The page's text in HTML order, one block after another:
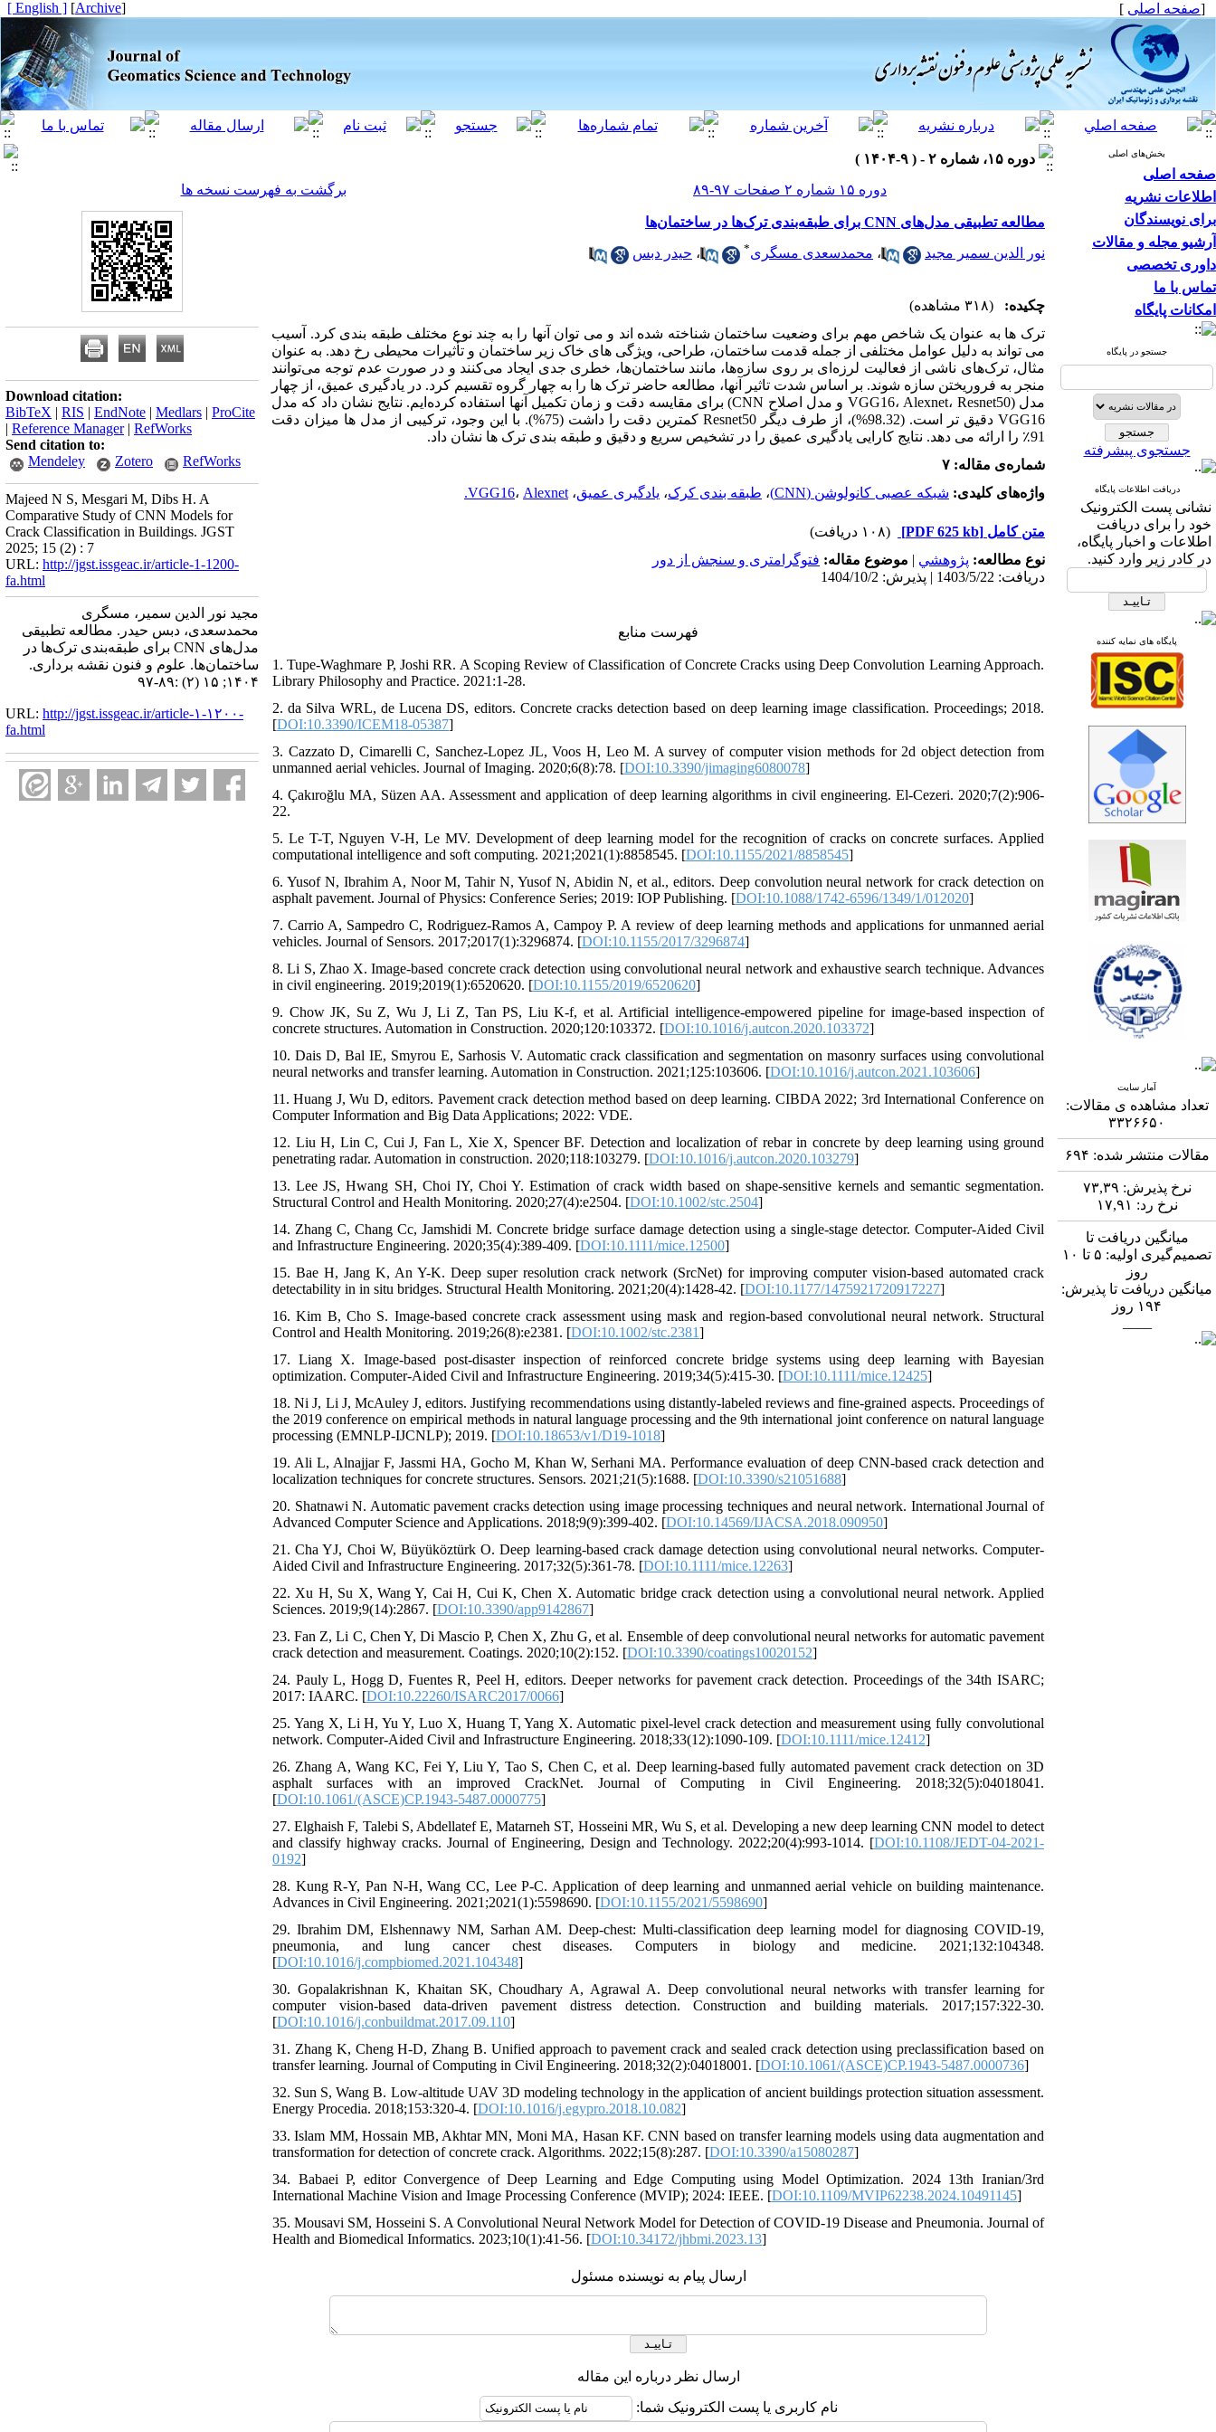
[صفحه اصلی ]
[
Archive
]
[ English ]
بخش‌های اصلی
صفحه اصلی
اطلاعات نشریه
برای نویسندگان
آرشیو مجله و مقالات
داوری تخصصی
تماس با ما
امکانات پایگاه
جستجو در پایگاه
جستجوی پیشرفته
دریافت اطلاعات پایگاه
نشانی پست الکترونیک
خود را برای دریافت
اطلاعات و اخبار پایگاه،
در کادر زیر وارد کنید.
پایگاه های نمایه کننده
آمار سایت
تعداد مشاهده ی مقالات:
۳۳۲۶۶۵۰
مقالات منتشر شده: ۶۹۴
نرخ پذیرش: ۷۳,۳۹
نرخ رد: ۱۷,۹۱
میانگین دریافت تا
تصمیم‌گیری اولیه: ۵ تا ۱۰
روز
میانگین دریافت تا پذیرش:
۱۹۴ روز
دوره ۱۵، شماره ۲ - ( ۹-۱۴۰۴ )
دوره ۱۵ شماره ۲ صفحات ۹۷-۸۹
برگشت به فهرست نسخه ها
مطالعه تطبیقی ​​مدل‌های CNN برای طبقه‌بندی ترک‌ها در ساختمان‌ها
نور الدین سمیر مجید ، محمدسعدی مسگری* ، حیدر دبس
چکیده:
(۳۱۸ مشاهده)
ترک ها به عنوان یک شاخص مهم برای وضعیت ساختمان شناخته شده اند و می توان آنها را به چند نوع مختلف طبقه بندی کرد. آسیب
می تواند به دلیل عوامل مختلفی از جمله قدمت ساختمان، طراحی، ویژگی های خاک زیر ساختمان و تأثیرات محیطی رخ دهد. به عنوان
مثال، ترک‌های ناشی از فعالیت لرزه‌ای بر روی سازه‌ها، مانند ساختمان‌ها، خطری جدی ایجاد می‌کنند و در صورت عدم توجه می‌توانند
منجر به فروریختن سازه شوند. بر اساس شدت تاثیر آنها، مطالعه حاضر ترک ها را به چهار گروه تقسیم کرد. در یادگیری عمیق، از چهار
مدل (VGG16، Alexnet، Resnet50 و مدل اصلاح CNN) برای مقایسه دقت و زمان تکمیل آنها استفاده کرده‌ایم. نتایج نشان داد که مدل
VGG16 دقیق تر است. (98.32%)، از طرف دیگر Resnet50 کمترین دقت را داشت (75%). با این وجود، ترکیبی از مدل ها میزان دقت
91٪ را ارائه می دهد. نتایج کارایی یادگیری عمیق را در تشخیص سریع و دقیق و طبقه بندی ترک ها نشان داد.
شماره‌ی مقاله: ۷
واژه‌های کلیدی: شبکه عصبی کانولوشن (CNN) ، طبقه بندی کرک، یادگیری عمیق، VGG16، Alexnet.
متن کامل [PDF 625 kb]
(۱۰۸ دریافت)
نوع مطالعه: پژوهشي | موضوع مقاله: فتوگرامتری و سنجش از دور
دریافت: 1403/5/22 | پذیرش: 1404/10/2
فهرست منابع
1. Tupe-Waghmare P, Joshi RR. A Scoping Review of Classification of Concrete Cracks using Deep Convolution Learning Approach.
Library Philosophy and Practice. 2021:1-28.
2. da Silva WRL, de Lucena DS, editors. Concrete cracks detection based on deep learning image classification. Proceedings; 2018.
[DOI:10.3390/ICEM18-05387]
3. Cazzato D, Cimarelli C, Sanchez-Lopez JL, Voos H, Leo M. A survey of computer vision methods for 2d object detection from
unmanned aerial vehicles. Journal of Imaging. 2020;6(8):78. [DOI:10.3390/jimaging6080078]
4. Çakıroğlu MA, Süzen AA. Assessment and application of deep learning algorithms in civil engineering. El-Cezeri. 2020;7(2):906-
22.
5. Le T-T, Nguyen V-H, Le MV. Development of deep learning model for the recognition of cracks on concrete surfaces. Applied
computational intelligence and soft computing. 2021;2021(1):8858545. [DOI:10.1155/2021/8858545]
6. Yusof N, Ibrahim A, Noor M, Tahir N, Yusof N, Abidin N, et al., editors. Deep convolution neural network for crack detection on
asphalt pavement. Journal of Physics: Conference Series; 2019: IOP Publishing. [DOI:10.1088/1742-6596/1349/1/012020]
7. Carrio A, Sampedro C, Rodriguez-Ramos A, Campoy P. A review of deep learning methods and applications for unmanned aerial
vehicles. Journal of Sensors. 2017;2017(1):3296874. [DOI:10.1155/2017/3296874]
8. Li S, Zhao X. Image‐based concrete crack detection using convolutional neural network and exhaustive search technique. Advances
in civil engineering. 2019;2019(1):6520620. [DOI:10.1155/2019/6520620]
9. Chow JK, Su Z, Wu J, Li Z, Tan PS, Liu K-f, et al. Artificial intelligence-empowered pipeline for image-based inspection of
concrete structures. Automation in Construction. 2020;120:103372. [DOI:10.1016/j.autcon.2020.103372]
10. Dais D, Bal IE, Smyrou E, Sarhosis V. Automatic crack classification and segmentation on masonry surfaces using convolutional
neural networks and transfer learning. Automation in Construction. 2021;125:103606. [DOI:10.1016/j.autcon.2021.103606]
11. Huang J, Wu D, editors. Pavement crack detection method based on deep learning. CIBDA 2022; 3rd International Conference on
Computer Information and Big Data Applications; 2022: VDE.
12. Liu H, Lin C, Cui J, Fan L, Xie X, Spencer BF. Detection and localization of rebar in concrete by deep learning using ground
penetrating radar. Automation in construction. 2020;118:103279. [DOI:10.1016/j.autcon.2020.103279]
13. Lee JS, Hwang SH, Choi IY, Choi Y. Estimation of crack width based on shape‐sensitive kernels and semantic segmentation.
Structural Control and Health Monitoring. 2020;27(4):e2504. [DOI:10.1002/stc.2504]
14. Zhang C, Chang Cc, Jamshidi M. Concrete bridge surface damage detection using a single‐stage detector. Computer‐Aided Civil
and Infrastructure Engineering. 2020;35(4):389-409. [DOI:10.1111/mice.12500]
15. Bae H, Jang K, An Y-K. Deep super resolution crack network (SrcNet) for improving computer vision-based automated crack
detectability in in situ bridges. Structural Health Monitoring. 2021;20(4):1428-42. [DOI:10.1177/1475921720917227]
16. Kim B, Cho S. Image‐based concrete crack assessment using mask and region‐based convolutional neural network. Structural
Control and Health Monitoring. 2019;26(8):e2381. [DOI:10.1002/stc.2381]
17. Liang X. Image‐based post‐disaster inspection of reinforced concrete bridge systems using deep learning with Bayesian
optimization. Computer‐Aided Civil and Infrastructure Engineering. 2019;34(5):415-30. [DOI:10.1111/mice.12425]
18. Ni J, Li J, McAuley J, editors. Justifying recommendations using distantly-labeled reviews and fine-grained aspects. Proceedings of
the 2019 conference on empirical methods in natural language processing and the 9th international joint conference on natural language
processing (EMNLP-IJCNLP); 2019. [DOI:10.18653/v1/D19-1018]
19. Ali L, Alnajjar F, Jassmi HA, Gocho M, Khan W, Serhani MA. Performance evaluation of deep CNN-based crack detection and
localization techniques for concrete structures. Sensors. 2021;21(5):1688. [DOI:10.3390/s21051688]
20. Shatnawi N. Automatic pavement cracks detection using image processing techniques and neural network. International Journal of
Advanced Computer Science and Applications. 2018;9(9):399-402. [DOI:10.14569/IJACSA.2018.090950]
21. Cha YJ, Choi W, Büyüköztürk O. Deep learning‐based crack damage detection using convolutional neural networks. Computer‐
Aided Civil and Infrastructure Engineering. 2017;32(5):361-78. [DOI:10.1111/mice.12263]
22. Xu H, Su X, Wang Y, Cai H, Cui K, Chen X. Automatic bridge crack detection using a convolutional neural network. Applied
Sciences. 2019;9(14):2867. [DOI:10.3390/app9142867]
23. Fan Z, Li C, Chen Y, Di Mascio P, Chen X, Zhu G, et al. Ensemble of deep convolutional neural networks for automatic pavement
crack detection and measurement. Coatings. 2020;10(2):152. [DOI:10.3390/coatings10020152]
24. Pauly L, Hogg D, Fuentes R, Peel H, editors. Deeper networks for pavement crack detection. Proceedings of the 34th ISARC;
2017: IAARC. [DOI:10.22260/ISARC2017/0066]
25. Yang X, Li H, Yu Y, Luo X, Huang T, Yang X. Automatic pixel‐level crack detection and measurement using fully convolutional
network. Computer‐Aided Civil and Infrastructure Engineering. 2018;33(12):1090-109. [DOI:10.1111/mice.12412]
26. Zhang A, Wang KC, Fei Y, Liu Y, Tao S, Chen C, et al. Deep learning-based fully automated pavement crack detection on 3D
asphalt surfaces with an improved CrackNet. Journal of Computing in Civil Engineering. 2018;32(5):04018041.
[DOI:10.1061/(ASCE)CP.1943-5487.0000775]
27. Elghaish F, Talebi S, Abdellatef E, Matarneh ST, Hosseini MR, Wu S, et al. Developing a new deep learning CNN model to detect
and classify highway cracks. Journal of Engineering, Design and Technology. 2022;20(4):993-1014. [DOI:10.1108/JEDT-04-2021-
0192]
28. Kung R-Y, Pan N-H, Wang CC, Lee P-C. Application of deep learning and unmanned aerial vehicle on building maintenance.
Advances in Civil Engineering. 2021;2021(1):5598690. [DOI:10.1155/2021/5598690]
29. Ibrahim DM, Elshennawy NM, Sarhan AM. Deep-chest: Multi-classification deep learning model for diagnosing COVID-19,
pneumonia, and lung cancer chest diseases. Computers in biology and medicine. 2021;132:104348.
[DOI:10.1016/j.compbiomed.2021.104348]
30. Gopalakrishnan K, Khaitan SK, Choudhary A, Agrawal A. Deep convolutional neural networks with transfer learning for
computer vision-based data-driven pavement distress detection. Construction and building materials. 2017;157:322-30.
[DOI:10.1016/j.conbuildmat.2017.09.110]
31. Zhang K, Cheng H-D, Zhang B. Unified approach to pavement crack and sealed crack detection using preclassification based on
transfer learning. Journal of Computing in Civil Engineering. 2018;32(2):04018001. [DOI:10.1061/(ASCE)CP.1943-5487.0000736]
32. Sun S, Wang B. Low-altitude UAV 3D modeling technology in the application of ancient buildings protection situation assessment.
Energy Procedia. 2018;153:320-4. [DOI:10.1016/j.egypro.2018.10.082]
33. Islam MM, Hossain MB, Akhtar MN, Moni MA, Hasan KF. CNN based on transfer learning models using data augmentation and
transformation for detection of concrete crack. Algorithms. 2022;15(8):287. [DOI:10.3390/a15080287]
34. Babaei P, editor Convergence of Deep Learning and Edge Computing using Model Optimization. 2024 13th Iranian/3rd
International Machine Vision and Image Processing Conference (MVIP); 2024: IEEE. [DOI:10.1109/MVIP62238.2024.10491145]
35. Mousavi SM, Hosseini S. A Convolutional Neural Network Model for Detection of COVID-19 Disease and Pneumonia. Journal of
Health and Biomedical Informatics. 2023;10(1):41-56. [DOI:10.34172/jhbmi.2023.13]
ارسال پیام به نویسنده مسئول
ارسال نظر درباره این مقاله
نام کاربری یا پست الکترونیک شما:
Download citation:
BibTeX | RIS | EndNote | Medlars | ProCite
| Reference Manager| RefWorks
Send citation to:
Mendeley
Zotero RefWorks
Majeed N S, Mesgari M, Dibs H. A
Comparative Study of CNN Models for
Crack Classification in Buildings. JGST
2025; 15 (2) : 7
URL: http://jgst.issgeac.ir/article-1-1200-
fa.html
مجید نور الدین سمیر، مسگری
محمدسعدی، دبس حیدر. مطالعه تطبیقی ​​
مدل‌های CNN برای طبقه‌بندی ترک‌ها در
ساختمان‌ها. علوم و فنون نقشه برداری.
۱۴۰۴; ۱۵ (۲) :۸۹-۹۷
URL: http://jgst.issgeac.ir/article-۱-۱۲۰۰-
fa.html